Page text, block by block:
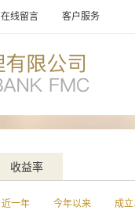
在线留言 客户服务
收益率
近一年 今年以来 成